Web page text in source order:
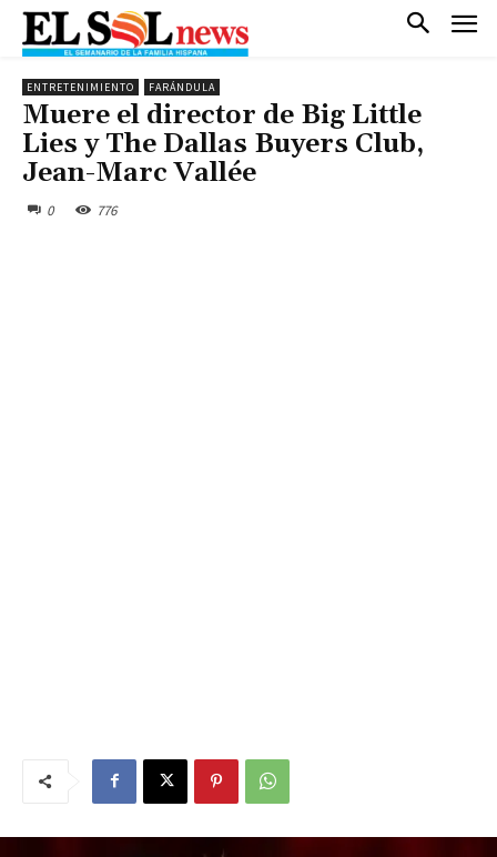
ENTRETENIMIENTO FARÁNDULA
Muere el director de Big Little
Lies y The Dallas Buyers Club,
Jean-Marc Vallée
0 776